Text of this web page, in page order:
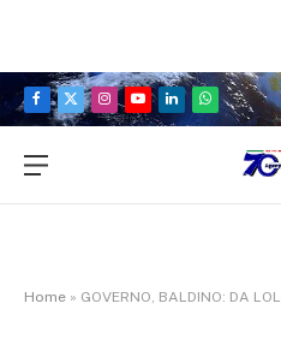
Facebook
X
Instagram
YouTubeLinkedIn
Home » GOVERNO, BALDINO: DA LOLLOBRIGIDA ESPRESSIONI RAZZISTE, ESECUTIVO HA